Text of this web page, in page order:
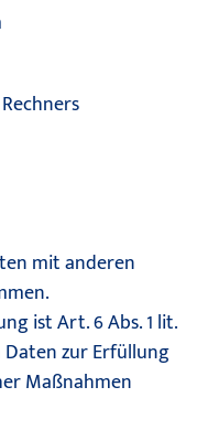
mit anderen
ist Art. 6 Abs. 1 lit.
Daten zur Erfüllung
Maßnahmen